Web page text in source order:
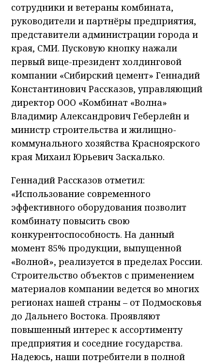
сотрудники и ветераны комбината,
руководители и партнёры предприятия,
представители администрации города и
края, СМИ. Пусковую кнопку нажали
первый вице-президент холдинговой
компании «Сибирский цемент» Геннадий
Константинович Рассказов, управляющий
директор ООО «Комбинат «Волна»
Владимир Александрович Геберлейн и
министр строительства и жилищно-
коммунального хозяйства Красноярского
края Михаил Юрьевич Заскалько.
Геннадий Рассказов отметил:
«Использование современного
эффективного оборудования позволит
комбинату повысить свою
конкурентоспособность. На данный
момент 85% продукции, выпущенной
«Волной», реализуется в пределах России.
Строительство объектов с применением
материалов компании ведется во многих
регионах нашей страны – от Подмосковья
до Дальнего Востока. Проявляют
повышенный интерес к ассортименту
предприятия и соседние государства.
Надеюсь, наши потребители в полной